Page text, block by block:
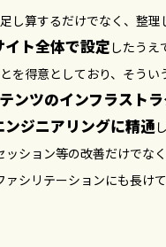
し算するだけでなく、整理
ト全体で設定 したうえ
を得意としており、そうい
ンツのインフラスト
ジニアリングに精通
ッション等の改善だけでな
シリテーションにも長け